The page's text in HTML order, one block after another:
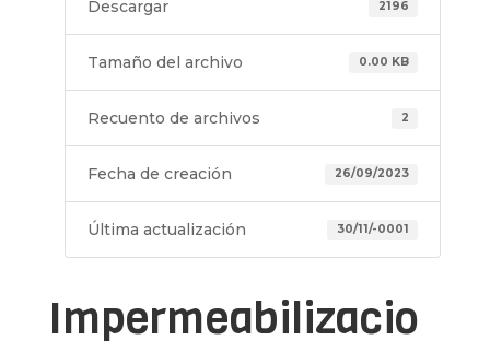
Descargar 2196
Tamaño del archivo 0.00 KB
Recuento de archivos 2
Fecha de creación 26/09/2023
Última actualización 30/11/-0001
Impermeabilizacio